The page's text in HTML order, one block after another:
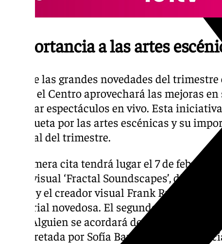
Importancia a las artes
Una de las grandes novedades del trimestre
donde el Centro aprovechará las mejoras
albergar espectáculos en vivo. Esta
Malagueta por las artes escénicas y su
cultural del trimestre.
La primera cita tendrá lugar el 7 de febrero
audiovisual ‘Fractal Soundscapes’,
Payda y el creador visual Frank Ruiz,
sensorial novedosa. El segundo encuentro
obra ‘Alguien se acordará de nosotras’,
interpretada por Sofía Barco y Cynthia